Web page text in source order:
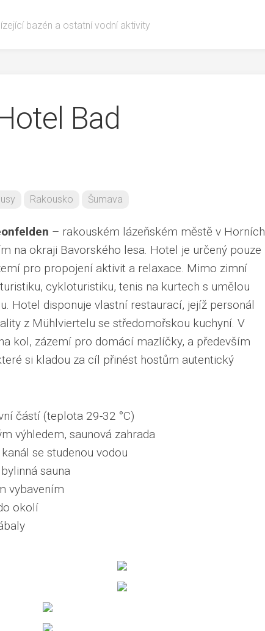
bazén a ostatní vodní aktivity
Bad
Rakousko Šumava
– rakouském lázeňském městě v Horních
na okraji Bavorského lesa. Hotel je určený pouze
pro propojení aktivit a relaxace. Mimo zimní
cykloturistiku, tenis na kurtech s umělou
Hotel disponuje vlastní restaurací, jejíž personál
z Mühlviertelu se středomořskou kuchyní. V
kol, zázemí pro domácí mazlíčky, a především
si kladou za cíl přinést hostům autentický
částí (teplota 29-32 °C)
výhledem, saunová zahrada
se studenou vodou
sauna
vybavením
okolí